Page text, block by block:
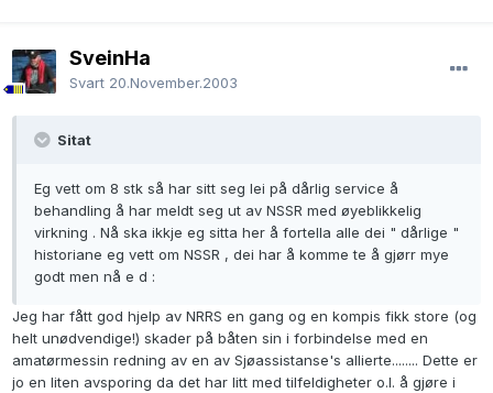
SveinHa
Svart 20.November.2003
Sitat
Eg vett om 8 stk så har sitt seg lei på dårlig service å
behandling å har meldt seg ut av NSSR med øyeblikkelig
virkning . Nå ska ikkje eg sitta her å fortella alle dei " dårlige "
historiane eg vett om NSSR , dei har å komme te å gjørr mye
godt men nå e d :
Jeg har fått god hjelp av NRRS en gang og en kompis fikk store (og
helt unødvendige!) skader på båten sin i forbindelse med en
amatørmessin redning av en av Sjøassistanse's allierte........ Dette er
jo en liten avsporing da det har litt med tilfeldigheter o.l. å gjøre i